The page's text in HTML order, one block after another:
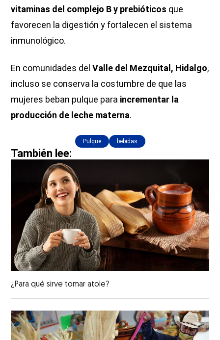
vitaminas del complejo B y prebióticos que
favorecen la digestión y fortalecen el sistema
inmunológico.
En comunidades delValle del Mezquital, Hidalgo,
incluso se conserva la costumbre de que las
mujeres beban pulque para incrementar la
producción de leche materna.
Pulque bebidas
También lee:
¿Para qué sirve tomar atole?